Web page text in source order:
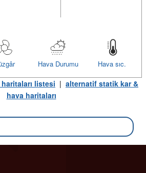
Hava sıc.
Hava Durumu
listesi | alternatif statik kar &
hava haritaları